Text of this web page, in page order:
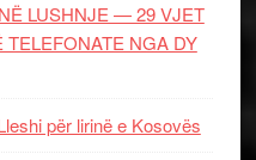
LUSHNJE — 29 VJET
TELEFONATE NGA DY
për lirinë e Kosovës